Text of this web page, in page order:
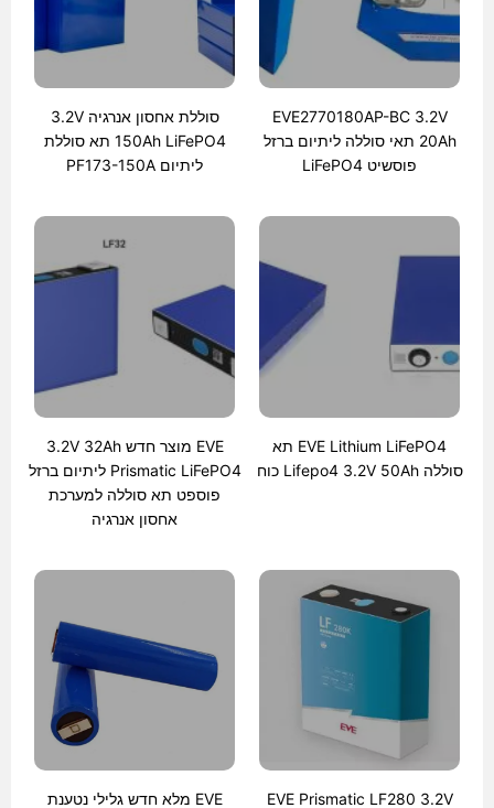
EVE2770180AP-BC 3.2V
20Ah תאי סוללה ליתיום ברזל
פוסשיט LiFePO4
סוללת אחסון אנרגיה 3.2V
150Ah LiFePO4 תא סוללת
ליתיום PF173-150A
EVE Lithium LiFePO4 תא
סוללה Lifepo4 3.2V 50Ah כוח
EVE מוצר חדש 3.2V 32Ah
Prismatic LiFePO4 ליתיום ברזל
פוספט תא סוללה למערכת
אחסון אנרגיה
EVE Prismatic LF280 3.2V EVE מלא חדש גלילי נטענת